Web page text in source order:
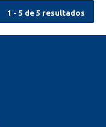
1 - 5 de 5 resultados